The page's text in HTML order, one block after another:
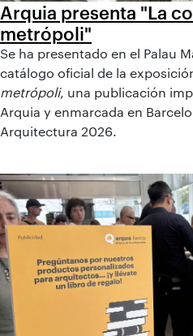
Arquia presenta "La
metrópoli"
Se ha presentado en el Palau
catálogo oficial de la
metrópoli, una publicación
Arquia y enmarcada en
Arquitectura 2026.